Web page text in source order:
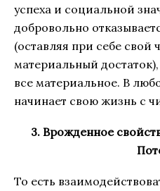
успеха и социальной
добровольно
(оставляя при себе свой
материальный
все материальное. В
начинает свою жизнь с
3. Врожденное
То есть